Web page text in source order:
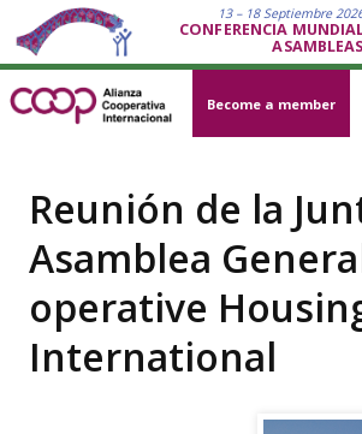
13 – 18 Septiembre
CONFERENCIA
ASAMBLEAS
Become a member
Reunión de la
Asamblea
operative
International